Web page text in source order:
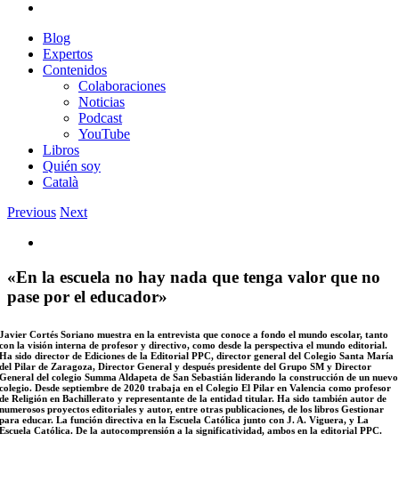
Blog
Expertos
Contenidos
Colaboraciones
Noticias
Podcast
YouTube
Libros
Quién soy
Català
Previous Next
Image
«En la escuela no hay nada que tenga valor que no
pase por el educador»
Javier Cortés Soriano muestra en la entrevista que conoce a fondo el mundo escolar, tanto
con la visión interna de profesor y directivo, como desde la perspectiva el mundo editorial.
Ha sido director de Ediciones de la Editorial PPC, director general del Colegio Santa María
del Pilar de Zaragoza, Director General y después presidente del Grupo SM y Director
General del colegio Summa Aldapeta de San Sebastián liderando la construcción de un nuevo
colegio. Desde septiembre de 2020 trabaja en el Colegio El Pilar en Valencia como profesor
de Religión en Bachillerato y representante de la entidad titular. Ha sido también autor de
numerosos proyectos editoriales y autor, entre otras publicaciones, de los libros Gestionar
para educar. La función directiva en la Escuela Católica junto con J. A. Viguera, y La
Escuela Católica. De la autocomprensión a la significatividad, ambos en la editorial PPC.